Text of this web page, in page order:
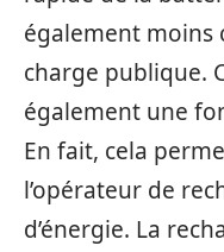
également moins
charge publique.
également une
En fait, cela
l’opérateur de
d’énergie. La